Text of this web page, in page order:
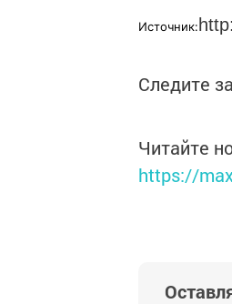
Источник:
Следите
Читайте
https://